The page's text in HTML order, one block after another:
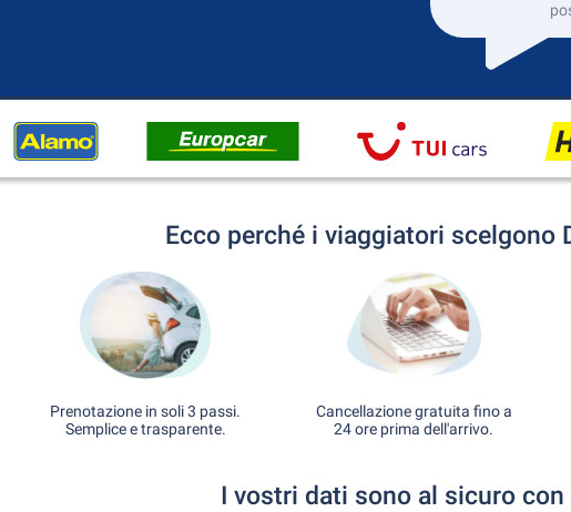
Ecco perché i viaggiatori scelgono
Prenotazione in soli 3 passi.
Semplice e trasparente.
Cancellazione gratuita fino a
24 ore prima dell'arrivo.
I vostri dati sono al sicuro con